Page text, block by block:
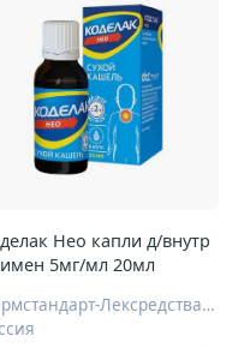
Нео капли д/внутр
5мг/мл 20мл
Фармстандарт-Лексредства ОАО Курск